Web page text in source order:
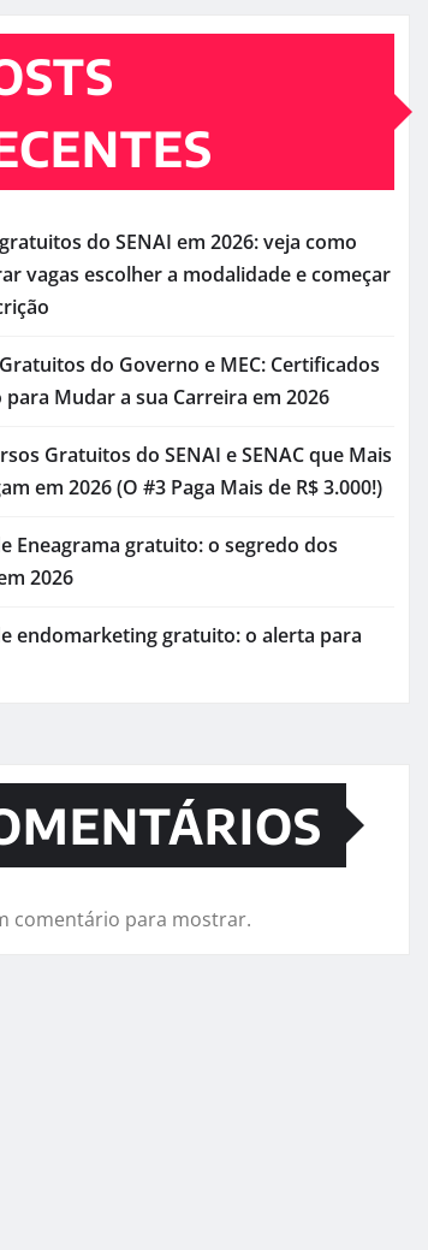
do SENAI em 2026: veja como
vagas escolher a modalidade e começar
do Governo e MEC: Certificados
para Mudar a sua Carreira em 2026
Gratuitos do SENAI e SENAC que Mais
em 2026 (O #3 Paga Mais de R$ 3.000!)
Eneagrama gratuito: o segredo dos
2026
endomarketing gratuito: o alerta para
comentário para mostrar.